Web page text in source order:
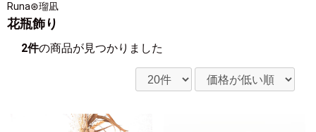
Runa⊛瑠凪
花瓶飾り
2件の商品が見つかりました